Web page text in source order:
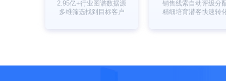
2.95亿+行业图谱数据源
多维筛选找到目标客户
销售线索自动评级分
精细培育潜客快速转